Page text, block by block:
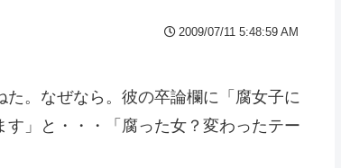
2009/07/11 5:48:59 AM
。なぜなら。彼の卒論欄に「腐女子に
」と・・・「腐った女？変わったテー